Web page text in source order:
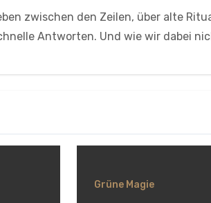
zwischen den Zeilen, über alte
Antworten. Und wie wir dabei
Grüne Magie